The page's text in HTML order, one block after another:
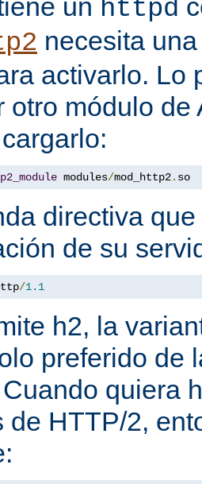
un httpd
necesita
activarlo. Lo
otro módulo de
modules/mod_http2. so
directiva
de su
/1.1
h2, la
preferido de
quiera
de HTTP/2,